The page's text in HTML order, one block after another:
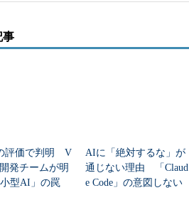
事
評価で判明 V
発チームが明
型AI」の罠
AIに「絶対するな」が
通じない理由 「Claud
e Code」の意図しない